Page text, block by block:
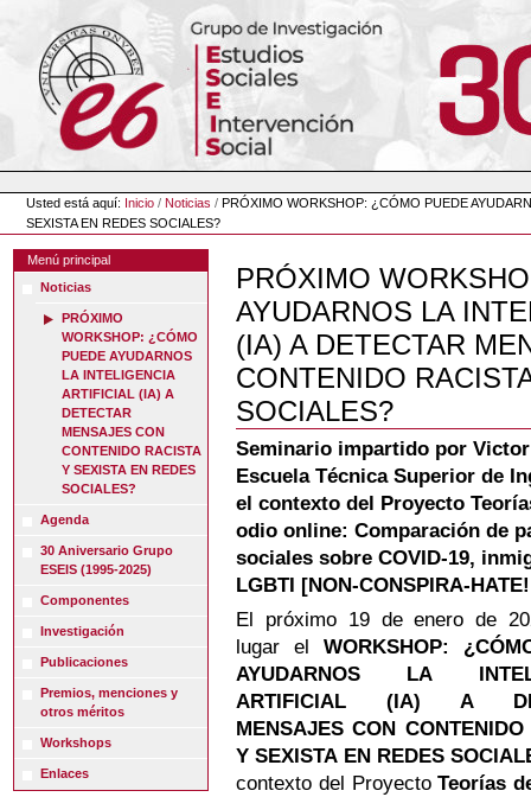
contenido.
navegación
Herramientas
Personales
Usted está aquí: Inicio /Noticias /PRÓXIMO WORKSHOP: ¿CÓMO PUEDE
SEXISTA EN REDES SOCIALES?
Menú principal
Noticias
PRÓXIMO
WORKSHOP: ¿CÓMO
PUEDE AYUDARNOS
LA INTELIGENCIA
ARTIFICIAL (IA) A
DETECTAR
MENSAJES CON
CONTENIDO RACISTA
Y SEXISTA EN REDES
SOCIALES?
Agenda
30 Aniversario Grupo
ESEIS (1995-2025)
Componentes
Investigación
Publicaciones
Premios, menciones y
otros méritos
Workshops
Enlaces
PRÓXIMO
AYUDARNOS LA
(IA) A DETECTAR
CONTENIDO
SOCIALES?
Seminario impartido por
Escuela Técnica Superior de
el contexto del Proyecto
odio online: Comparación de
sociales sobre COVID-19,
LGBTI [NON-CONSPIRA-
El próximo 19 de enero de
lugar el WORKSHOP:
AYUDARNOS LA
ARTIFICIAL (IA) A
MENSAJES CON CONTENIDO
Y SEXISTA EN REDES
contexto del ProyectoTeorías